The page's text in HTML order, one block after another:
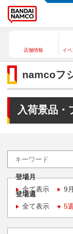
店舗情報 イ
namcoフ
入荷景品・
登場月
全て表示
9月
登場週
全て表示
5週